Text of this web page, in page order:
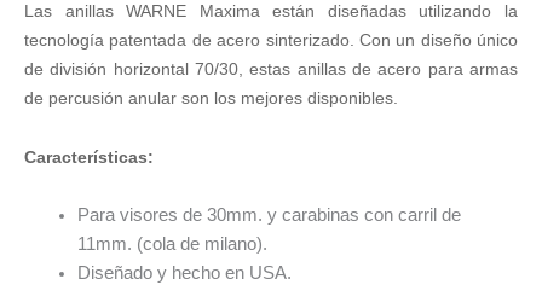
WARNE
Maxima
carril
[Fijas]
cantidad
Las anillas WARNE Maxima están diseñadas utilizando la
tecnología patentada de acero sinterizado. Con un diseño único
de división horizontal 70/30, estas anillas de acero para armas
de percusión anular son los mejores disponibles.
Características:
Para visores de 30mm. y carabinas con carril de
11mm. (cola de milano).
Diseñado y hecho en USA.